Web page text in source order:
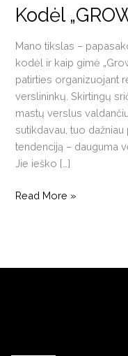
Kodėl
Mano tikslas –
kodėl ir kaip gimė
patirties organizuojant
verslininkų. Skirtingų
mastų verslus
sutikdavau, tuo
tendenciją – dauguma
Jie ieško […]
Read More »